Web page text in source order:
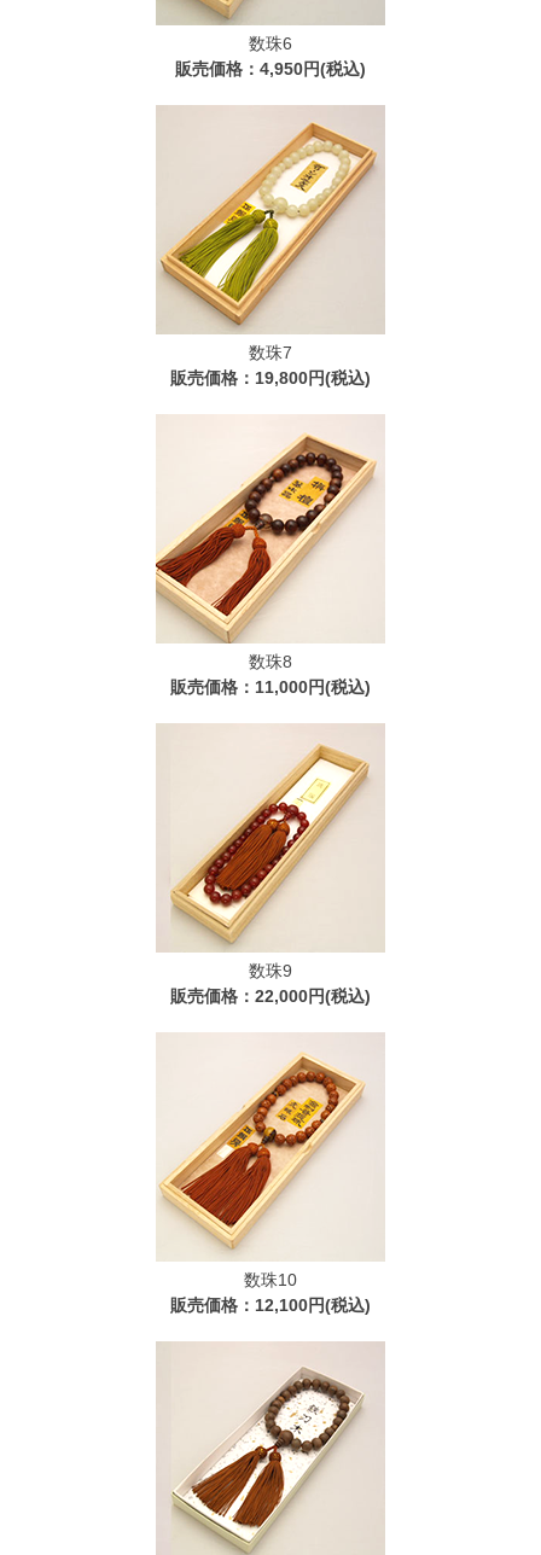
数珠6
販売価格：4,950円(税込)
数珠7
販売価格：19,800円(税込)
数珠8
販売価格：11,000円(税込)
数珠9
販売価格：22,000円(税込)
数珠10
販売価格：12,100円(税込)